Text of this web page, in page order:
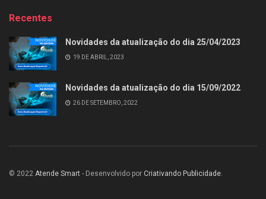
Recentes
Novidades da atualização do dia 25/04/2023
19 DE ABRIL, 2023
Novidades da atualização do dia 15/09/2022
26 DE SETEMBRO, 2022
© 2022 Atende Smart - Desenvolvido por Criativando Publicidade.